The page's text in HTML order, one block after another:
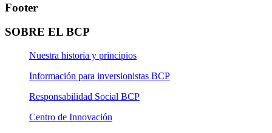
Footer
SOBRE EL BCP
Nuestra historia y principios
Información para inversionistas BCP
Responsabilidad Social BCP
Centro de Innovación